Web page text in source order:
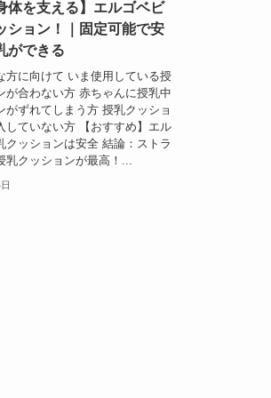
体を支える】エルゴベビ
ション！｜固定可能で安
ができる
方に向けて いま使用している授
が合わない方 赤ちゃんに授乳中
がずれてしまう方 授乳クッショ
していない方 【おすすめ】エル
クッションは安全 結論：ストラ
乳クッションが最高！...